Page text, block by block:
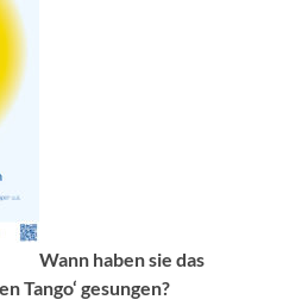
Wann haben sie das
Tango‘ gesungen?